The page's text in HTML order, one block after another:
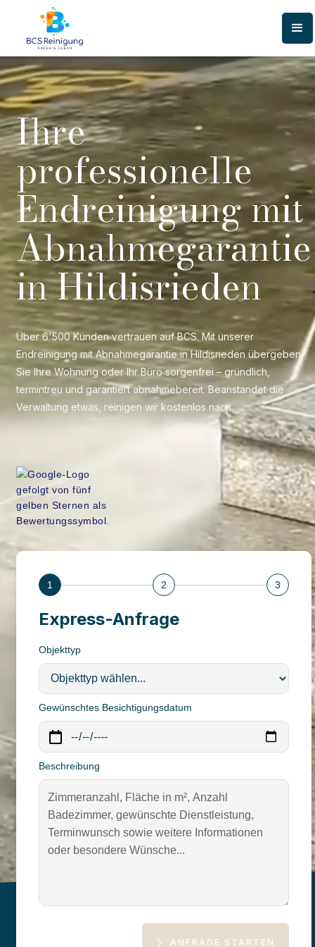
Ihre
professionelle
Endreinigung mit
Abnahmegarantie
in Hildisrieden
Über 6'500 Kunden vertrauen auf BCS. Mit unserer
Endreinigung mit Abnahmegarantie in Hildisrieden übergeben
Sie Ihre Wohnung oder Ihr Büro sorgenfrei – gründlich,
termintreu und garantiert abnahmebereit. Beanstandet die
Verwaltung etwas, reinigen wir kostenlos nach.
1 2 3
Express-Anfrage
Objekttyp
Gewünschtes Besichtigungsdatum
Beschreibung
ANFRAGE STARTEN